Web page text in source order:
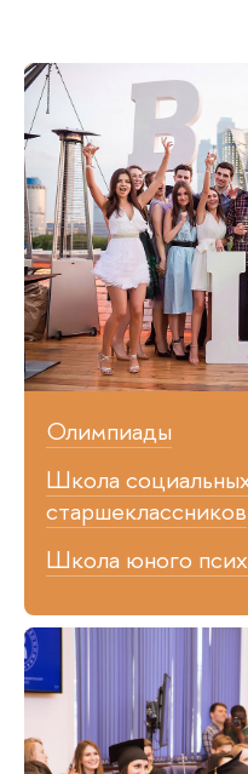
Олимпиады
Школа
старшеклассников
Школа юного